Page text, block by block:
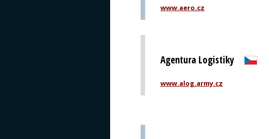
www.aero.cz
Agentura Logistiky
www.alog.army.cz